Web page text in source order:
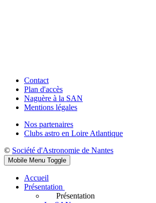
Contact
Plan d'accès
Naguère à la SAN
Mentions légales
Nos partenaires
Clubs astro en Loire Atlantique
© Société d'Astronomie de Nantes
Mobile Menu Toggle
Accueil
Présentation
Présentation